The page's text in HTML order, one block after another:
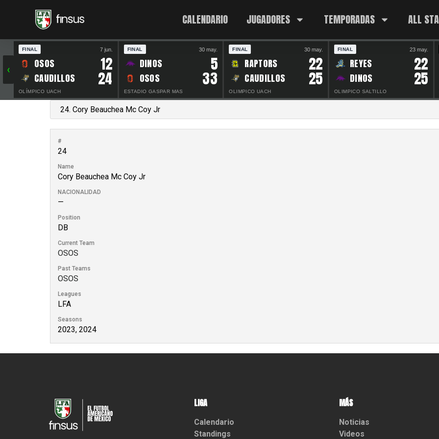
CALENDARIO JUGADORES TEMPORADAS ALL
‹
FINAL 7 jun.
OSOS 12
CAUDILLOS 24
OLÍMPICO UACH
FINAL 30 may.
DINOS 5
OSOS 33
ESTADIO GASPAR MAS
FINAL 30 may.
RAPTORS 22
CAUDILLOS 25
OLIMPICO UACH
FINAL 23 may.
REYES 22
DINOS 25
OLIMPICO SALTILLO
#
24
Name
Cory Beauchea Mc Coy Jr
NACIONALIDAD
—
Position
DB
Current Team
OSOS
Past Teams
OSOS
Leagues
LFA
Seasons
2023, 2024
LIGA
Calendario
Standings
MÁS
Noticias
Videos